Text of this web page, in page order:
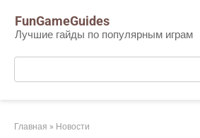
контенту
FunGameGuides
Лучшие гайды по популярным играм
Поиск:
Главная » Новости